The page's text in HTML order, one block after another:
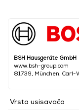
BSH Hausgeräte GmbH
www.bsh-group.com
81739, München,
Vrsta usisavača